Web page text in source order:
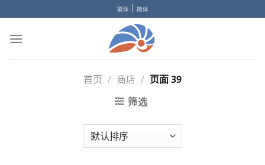
to
content
繁体 | 简体
首页 / 商店 / 页面 39
筛选